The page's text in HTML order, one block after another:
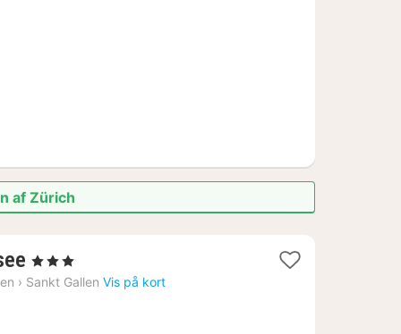
af Zürich
1
nat
, 3 Stjerner
› Sankt Gallen Vis på kort